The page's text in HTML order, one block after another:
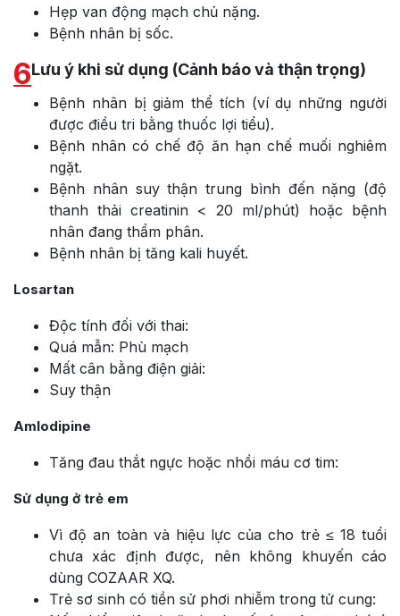
Hẹp van động mạch chủ nặng.
Bệnh nhân bị sốc.
6Lưu ý khi sử dụng (Cảnh báo và thận trọng)
Bệnh nhân bị giảm thể tích (ví dụ những người
được điều tri bằng thuốc lợi tiểu).
Bệnh nhân có chế độ ăn hạn chế muối nghiêm
ngặt.
Bệnh nhân suy thận trung bình đến nặng (độ
thanh thải creatinin < 20 ml/phút) hoặc bệnh
nhân đang thẩm phân.
Bệnh nhân bị tăng kali huyết.
Losartan
Độc tính đối với thai:
Quá mẫn: Phù mạch
Mất cân bằng điện giải:
Suy thận
Amlodipine
Tăng đau thắt ngực hoặc nhồi máu cơ tim:
Sử dụng ở trẻ em
Vì độ an toàn và hiệu lực của cho trẻ ≤ 18 tuổi
chưa xác định được, nên không khuyến cáo
dùng COZAAR XQ.
Trẻ sơ sinh có tiền sử phơi nhiễm trong tử cung: